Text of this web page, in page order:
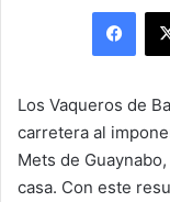
Los Vaqueros de
carretera al
Mets de
casa. Con este